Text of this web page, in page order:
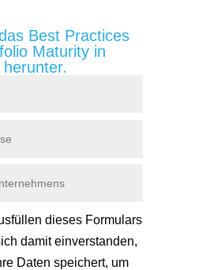
Best Practices
Maturity in
dieses Formulars
damit einverstanden,
Daten speichert, um